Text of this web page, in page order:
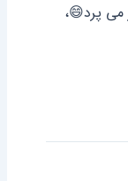
پرد😄،